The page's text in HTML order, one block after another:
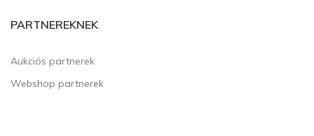
PARTNEREKNEK
Aukciós partnerek
Webshop partnerek